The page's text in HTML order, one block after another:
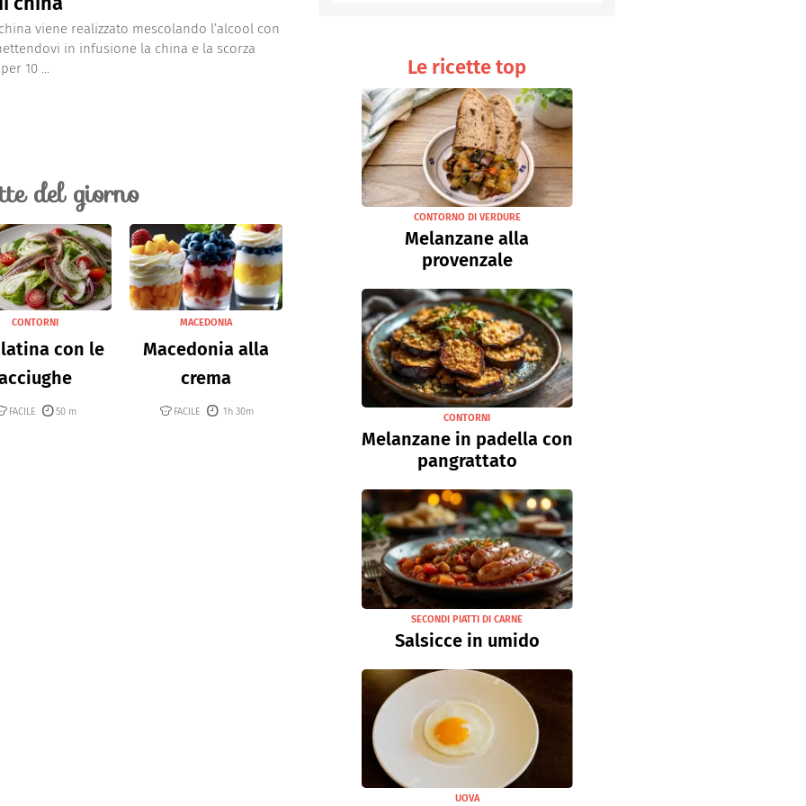
viene realizzato mescolando l’alcool con
in infusione la china e la scorza
10 ...
del giorno
CONTORNI
con le
FACILE 50 m
MACEDONIA
Macedonia alla
crema
FACILE 1h 30m
Le ricette top
CONTORNO DI VERDURE
Melanzane alla
provenzale
CONTORNI
Melanzane in padella con
pangrattato
SECONDI PIATTI DI CARNE
Salsicce in umido
UOVA